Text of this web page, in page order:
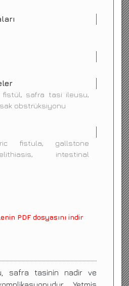
fistül, safra tasi ileusu,
obstrüksiyonu
fistula, gallstone
intestinal
PDF dosyasını indir
safra tasinin nadir ve